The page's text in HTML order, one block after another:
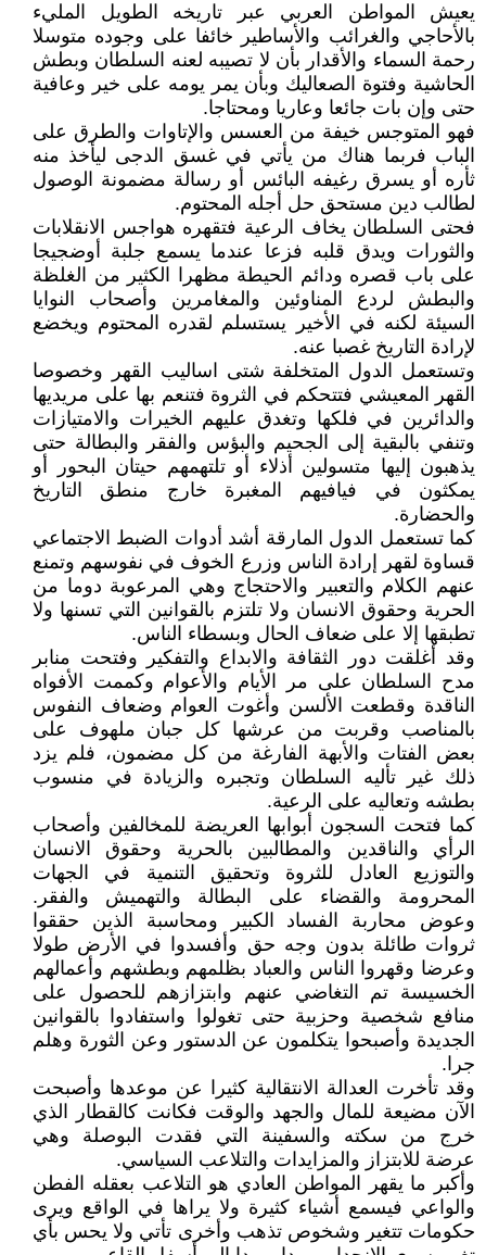
يعيش المواطن العربي عبر تاريخه الطويل المليء
بالأحاجي والغرائب والأساطير خائفا على وجوده متوسلا
رحمة السماء والأقدار بأن لا تصيبه لعنه السلطان وبطش
الحاشية وفتوة الصعاليك وبأن يمر يومه على خير وعافية
حتى وإن بات جائعا وعاريا ومحتاجا.
فهو المتوجس خيفة من العسس والإتاوات والطرق على
الباب فربما هناك من يأتي في غسق الدجى ليأخذ منه
ثأره أو يسرق رغيفه البائس أو رسالة مضمونة الوصول
لطالب دين مستحق حل أجله المحتوم.
فحتى السلطان يخاف الرعية فتقهره هواجس الانقلابات
والثورات ويدق قلبه فزعا عندما يسمع جلبة أوضجيجا
على باب قصره ودائم الحيطة مظهرا الكثير من الغلظة
والبطش لردع المناوئين والمغامرين وأصحاب النوايا
السيئة لكنه في الأخير يستسلم لقدره المحتوم ويخضع
لإرادة التاريخ غصبا عنه.
وتستعمل الدول المتخلفة شتى اساليب القهر وخصوصا
القهر المعيشي فتتحكم في الثروة فتنعم بها على مريديها
والدائرين في فلكها وتغدق عليهم الخيرات والامتيازات
وتنفي بالبقية إلى الجحيم والبؤس والفقر والبطالة حتى
يذهبون إليها متسولين أذلاء أو تلتهمهم حيتان البحور أو
يمكثون في فيافيهم المغبرة خارج منطق التاريخ
والحضارة.
كما تستعمل الدول المارقة أشد أدوات الضبط الاجتماعي
قساوة لقهر إرادة الناس وزرع الخوف في نفوسهم وتمنع
عنهم الكلام والتعبير والاحتجاج وهي المرعوبة دوما من
الحرية وحقوق الانسان ولا تلتزم بالقوانين التي تسنها ولا
تطبقها إلا على ضعاف الحال وبسطاء الناس.
وقد أغلقت دور الثقافة والابداع والتفكير وفتحت منابر
مدح السلطان على مر الأيام والأعوام وكممت الأفواه
الناقدة وقطعت الألسن وأغوت العوام وضعاف النفوس
بالمناصب وقربت من عرشها كل جبان ملهوف على
بعض الفتات والأبهة الفارغة من كل مضمون، فلم يزد
ذلك غير تأليه السلطان وتجبره والزيادة في منسوب
بطشه وتعاليه على الرعية.
كما فتحت السجون أبوابها العريضة للمخالفين وأصحاب
الرأي والناقدين والمطالبين بالحرية وحقوق الانسان
والتوزيع العادل للثروة وتحقيق التنمية في الجهات
المحرومة والقضاء على البطالة والتهميش والفقر.
وعوض محاربة الفساد الكبير ومحاسبة الذين حققوا
ثروات طائلة بدون وجه حق وأفسدوا في الأرض طولا
وعرضا وقهروا الناس والعباد بظلمهم وبطشهم وأعمالهم
الخسيسة تم التغاضي عنهم وابتزازهم للحصول على
منافع شخصية وحزبية حتى تغولوا واستفادوا بالقوانين
الجديدة وأصبحوا يتكلمون عن الدستور وعن الثورة وهلم
جرا.
وقد تأخرت العدالة الانتقالية كثيرا عن موعدها وأصبحت
الآن مضيعة للمال والجهد والوقت فكانت كالقطار الذي
خرج من سكته والسفينة التي فقدت البوصلة وهي
عرضة للابتزاز والمزايدات والتلاعب السياسي.
وأكبر ما يقهر المواطن العادي هو التلاعب بعقله الفطن
والواعي فيسمع أشياء كثيرة ولا يراها في الواقع ويرى
حكومات تتغير وشخوص تذهب وأخرى تأتي ولا يحس بأي